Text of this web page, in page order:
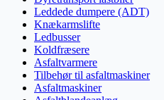
Leddede dumpere (ADT)
Knækarmslifte
Ledbusser
Koldfræsere
Asfaltvarmere
Tilbehør til asfaltmaskiner
Asfaltmaskiner